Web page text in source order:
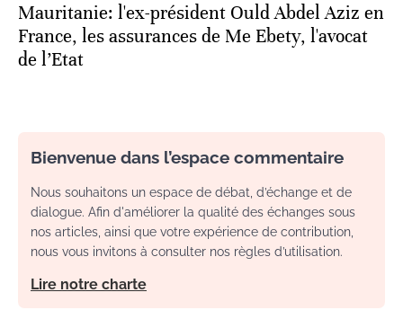
Mauritanie: l'ex-président Ould Abdel Aziz en
France, les assurances de Me Ebety, l'avocat
de l’Etat
Bienvenue dans l’espace commentaire
Nous souhaitons un espace de débat, d’échange et de
dialogue. Afin d'améliorer la qualité des échanges sous
nos articles, ainsi que votre expérience de contribution,
nous vous invitons à consulter nos règles d’utilisation.
Lire notre charte